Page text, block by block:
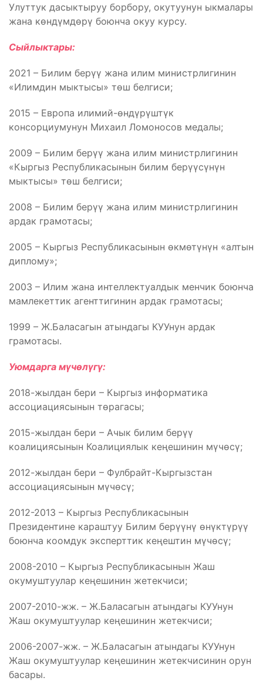
Улуттук дасыктыруу борбору, окутуунун ыкмалары
жана көндүмдөрү боюнча окуу курсу.
Сыйлыктары:
2021 – Билим берүү жана илим министрлигинин
«Илимдин мыктысы» төш белгиси;
2015 – Европа илимий-өндүрүштүк
консорциумунун Михаил Ломоносов медалы;
2009 – Билим берүү жана илим министрлигинин
«Кыргыз Республикасынын билим берүүсүнүн
мыктысы» төш белгиси;
2008 – Билим берүү жана илим министрлигинин
ардак грамотасы;
2005 – Кыргыз Республикасынын өкмөтүнүн «алтын
диплому»;
2003 – Илим жана интеллектуалдык менчик боюнча
мамлекеттик агенттигинин ардак грамотасы;
1999 – Ж.Баласагын атындагы КУУнун ардак
грамотасы.
Уюмдарга мүчөлүгү:
2018-жылдан бери – Кыргыз информатика
ассоциациясынын төрагасы;
2015-жылдан бери – Ачык билим берүү
коалициясынын Коалициялык кеңешинин мүчөсү;
2012-жылдан бери – Фулбрайт-Кыргызстан
ассоциациясынын мүчөсү;
2012-2013 – Кыргыз Республикасынын
Президентине караштуу Билим берүүнү өнүктүрүү
боюнча коомдук эксперттик кеңештин мүчөсү;
2008-2010 – Кыргыз Республикасынын Жаш
окумуштуулар кеңешинин жетекчиси;
2007-2010-жж. – Ж.Баласагын атындагы КУУнун
Жаш окумуштуулар кеңешинин жетекчиси;
2006-2007-жж. – Ж.Баласагын атындагы КУУнун
Жаш окумуштуулар кеңешинин жетекчисинин орун
басары.